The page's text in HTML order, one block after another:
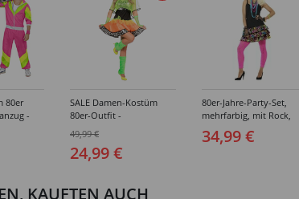
80er
-
(S-
SALE Damen-Kostüm
80er-Outfit -
Verschiedene Größen
(34-46)
49,99 €
24,99 €
80er-Jahre-Party-Set,
mehrfarbig, mit Rock,
Kopfschmuck und
Halskette - Verschiedene
34,99 €
KAUFTEN AUCH